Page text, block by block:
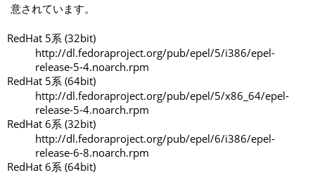
意されています。
RedHat 5系 (32bit)
http://dl.fedoraproject.org/pub/epel/5/i386/epel-
release-5-4.noarch.rpm
RedHat 5系 (64bit)
http://dl.fedoraproject.org/pub/epel/5/x86_64/epel-
release-5-4.noarch.rpm
RedHat 6系 (32bit)
http://dl.fedoraproject.org/pub/epel/6/i386/epel-
release-6-8.noarch.rpm
RedHat 6系 (64bit)